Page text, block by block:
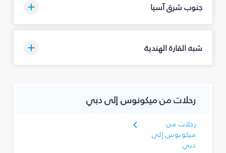
جنوب شرق آسيا
شبه القارة الهندية
رحلات من ميكونوس إلى دبي
رحلات من
ميكونوس إلى
دبي